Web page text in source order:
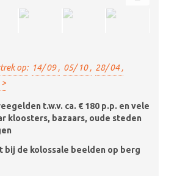
op: 14/ 09 , 05/ 10 , 28/ 04 ,
t.w.v. ca. € 180 p.p. en vele
kloosters, bazaars, oude steden
bij de kolossale beelden op berg